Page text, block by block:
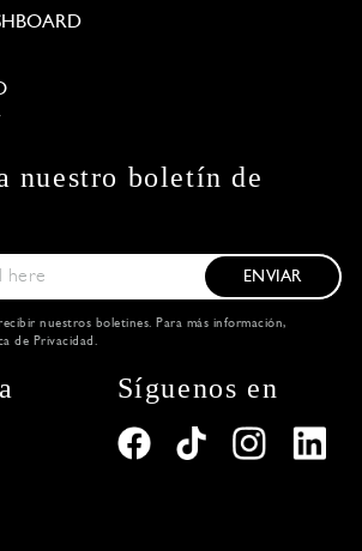
nuestro boletín de
ENVIAR
nuestros boletines. Para más información,
de Privacidad .
Síguenos en